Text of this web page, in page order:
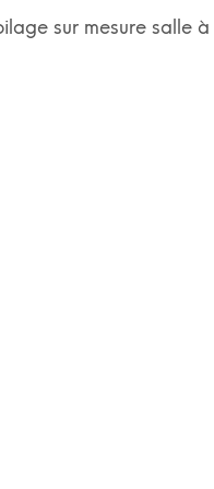
sur mesure salle